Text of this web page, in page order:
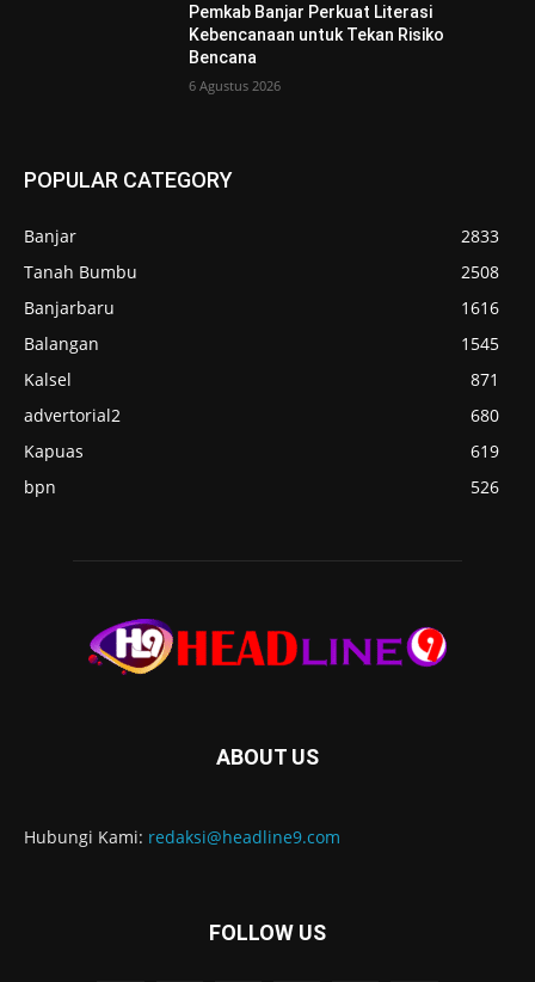
Pemkab Banjar Perkuat Literasi
Kebencanaan untuk Tekan Risiko
Bencana
6 Agustus 2026
POPULAR CATEGORY
Banjar
2833
Tanah Bumbu
2508
Banjarbaru
1616
Balangan
1545
Kalsel
871
advertorial2
680
Kapuas
619
bpn
526
ABOUT US
Hubungi Kami: redaksi@headline9.com
FOLLOW US